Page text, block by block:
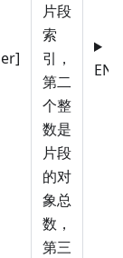
片段
索
引，
第二
个整
数是
片段
的对
象总
数，
第三
EN